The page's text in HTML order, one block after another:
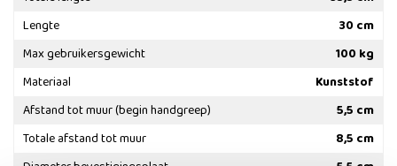
Lengte
30 cm
Max gebruikersgewicht
100 kg
Materiaal
Kunststof
Afstand tot muur (begin handgreep)
5,5 cm
Totale afstand tot muur
8,5 cm